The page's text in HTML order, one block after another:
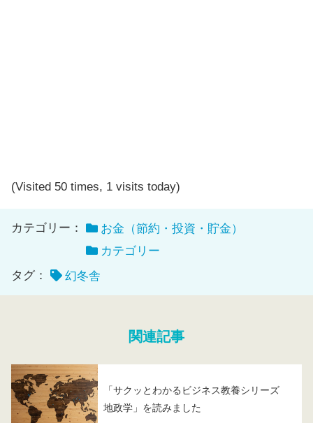
(Visited 50 times, 1 visits today)
カテゴリー：
お金（節約・投資・貯金）
カテゴリー
タグ：
幻冬舎
関連記事
「サクッとわかるビジネス教養シリーズ
地政学」を読みました